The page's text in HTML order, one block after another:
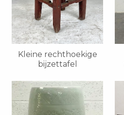
Kleine rechthoekige
bijzettafel